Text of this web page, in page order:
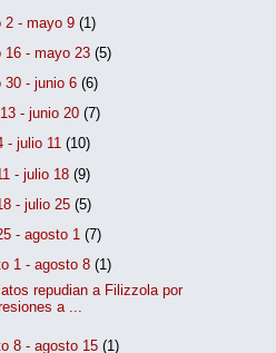
2 - mayo 9(1)
16 - mayo 23(5)
30 - junio 6(6)
- junio 20(7)
- julio 11(10)
- julio 18(9)
- julio 25(5)
- agosto 1(7)
1 - agosto 8(1)
repudian a Filizzola por
a ...
8 - agosto 15(1)